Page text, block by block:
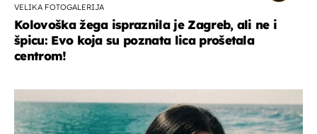
VELIKA FOTOGALERIJA
Kolovoška žega ispraznila je Zagreb, ali ne i
špicu: Evo koja su poznata lica prošetala
centrom!